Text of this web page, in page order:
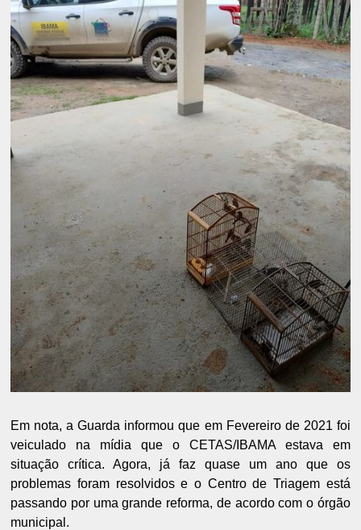
Em nota, a Guarda informou que em Fevereiro de 2021 foi
veiculado na mídia que o CETAS/IBAMA estava em
situação crítica. Agora, já faz quase um ano que os
problemas foram resolvidos e o Centro de Triagem está
passando por uma grande reforma, de acordo com o órgão
municipal.